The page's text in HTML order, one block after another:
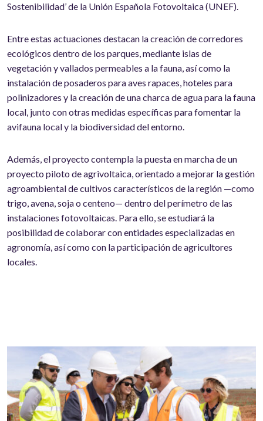
Sostenibilidad’ de la Unión Española Fotovoltaica (UNEF).
Entre estas actuaciones destacan la creación de corredores
ecológicos dentro de los parques, mediante islas de
vegetación y vallados permeables a la fauna, así como la
instalación de posaderos para aves rapaces, hoteles para
polinizadores y la creación de una charca de agua para la fauna
local, junto con otras medidas específicas para fomentar la
avifauna local y la biodiversidad del entorno.
Además, el proyecto contempla la puesta en marcha de un
proyecto piloto de agrivoltaica, orientado a mejorar la gestión
agroambiental de cultivos característicos de la región —como
trigo, avena, soja o centeno— dentro del perímetro de las
instalaciones fotovoltaicas. Para ello, se estudiará la
posibilidad de colaborar con entidades especializadas en
agronomía, así como con la participación de agricultores
locales.